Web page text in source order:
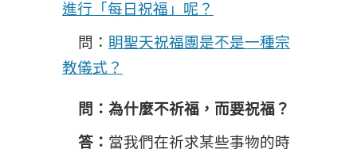
進行「每日祝福」呢？
問： 眀聖天祝福團是不是一種宗
教儀式？
問：為什麼不祈福，而要祝福？
答： 當我們在祈求某些事物的時